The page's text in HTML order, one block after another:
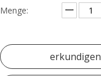
Menge:
erkundigen